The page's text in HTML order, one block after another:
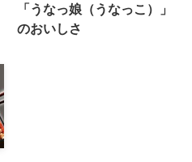
「うなっ娘（うなっこ）」
のおいしさ